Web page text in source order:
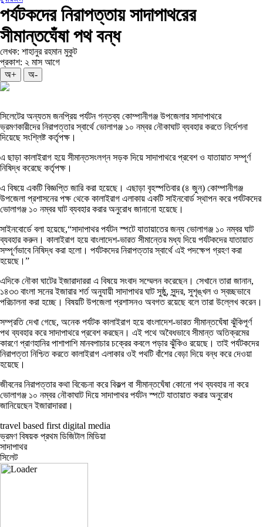
পর্যটকদের নিরাপত্তায় সাদাপাথরের
সীমান্তঘেঁষা পথ বন্ধ
লেখক: শাহানুর রহমান মুকুট
প্রকাশ: ২ মাস আগে
অ+
অ-
সিলেটের অন্যতম জনপ্রিয় পর্যটন গন্তব্য কোম্পানীগঞ্জ উপজেলার সাদাপাথরে
ভ্রমণকারীদের নিরাপত্তার স্বার্থে ভোলাগঞ্জ ১০ নম্বর নৌকাঘাট ব্যবহার করতে নির্দেশনা
দিয়েছে সংশ্লিষ্ট কর্তৃপক্ষ।
এ ছাড়া কালাইরাগ হয়ে সীমান্তসংলগ্ন সড়ক দিয়ে সাদাপাথরে প্রবেশ ও যাতায়াত সম্পূর্ণ
নিষিদ্ধ করেছে কর্তৃপক্ষ।
এ বিষয়ে একটি বিজ্ঞপ্তি জারি করা হয়েছে। এছাড়া বৃহস্পতিবার (৪ জুন) কোম্পানীগঞ্জ
উপজেলা প্রশাসনের পক্ষ থেকে কালাইরাগ এলাকায় একটি সাইনবোর্ড স্থাপন করে পর্যটকদের
ভোলাগঞ্জ ১০ নম্বর ঘাট ব্যবহার করার অনুরোধ জানানো হয়েছে।
সাইনবোর্ডে বলা হয়েছে,“সাদাপাথর পর্যটন স্পটে যাতায়াতের জন্য ভোলাগঞ্জ ১০ নম্বর ঘাট
ব্যবহার করুন। কালাইরাগ হয়ে বাংলাদেশ-ভারত সীমান্তের মধ্য দিয়ে পর্যটকদের যাতায়াত
সম্পূর্ণভাবে নিষিদ্ধ করা হলো। পর্যটকদের নিরাপত্তার স্বার্থে এই পদক্ষেপ গ্রহণ করা
হয়েছে।”
এদিকে নৌকা ঘাটের ইজারাদাররা এ বিষয়ে সংবাদ সম্মেলন করেছেন। সেখানে তারা জানান,
১৪৩৩ বাংলা সনের ইজারার শর্ত অনুযায়ী সাদাপাথর ঘাট সুষ্ঠু, সুন্দর, সুশৃঙ্খল ও স্বচ্ছভাবে
পরিচালনা করা হচ্ছে। বিষয়টি উপজেলা প্রশাসনও অবগত রয়েছে বলে তারা উল্লেখ করেন।
সম্প্রতি দেখা গেছে, অনেক পর্যটক কালাইরাগ হয়ে বাংলাদেশ-ভারত সীমান্তঘেঁষা ঝুঁকিপূর্ণ
পথ ব্যবহার করে সাদাপাথরে প্রবেশ করছেন। এই পথে অবৈধভাবে সীমান্ত অতিক্রমের
কারণে প্রাণহানির পাশাপাশি মানবপাচার চক্রের কবলে পড়ার ঝুঁকিও রয়েছে। তাই পর্যটকদের
নিরাপত্তা নিশ্চিত করতে কালাইরাগ এলাকার ওই পথটি বাঁশের বেড়া দিয়ে বন্ধ করে দেওয়া
হয়েছে।
জীবনের নিরাপত্তার কথা বিবেচনা করে বিকল্প বা সীমান্তঘেঁষা কোনো পথ ব্যবহার না করে
ভোলাগঞ্জ ১০ নম্বর নৌকাঘাট দিয়ে সাদাপাথর পর্যটন স্পটে যাতায়াত করার অনুরোধ
জানিয়েছেন ইজারাদাররা।
travel based first digital media
ভ্রমণ বিষয়ক প্রথম ডিজিটাল মিডিয়া
সাদাপাথর
সিলেট